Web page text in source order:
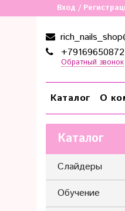
Вход /
+79169650872
Обратный звонок
Каталог О
Каталог
Слайдеры
Обучение